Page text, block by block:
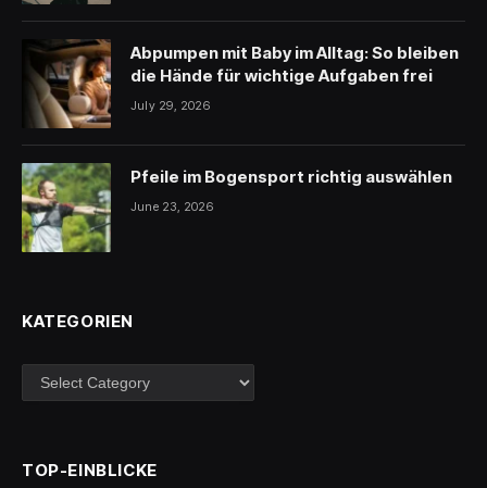
Abpumpen mit Baby im Alltag: So bleiben
die Hände für wichtige Aufgaben frei
July 29, 2026
Pfeile im Bogensport richtig auswählen
June 23, 2026
KATEGORIEN
Kategorien
TOP-EINBLICKE